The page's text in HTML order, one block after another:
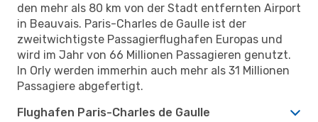
den mehr als 80 km von der Stadt entfernten Airport
in Beauvais. Paris-Charles de Gaulle ist der
zweitwichtigste Passagierflughafen Europas und
wird im Jahr von 66 Millionen Passagieren genutzt.
In Orly werden immerhin auch mehr als 31 Millionen
Passagiere abgefertigt.
Flughafen Paris-Charles de Gaulle